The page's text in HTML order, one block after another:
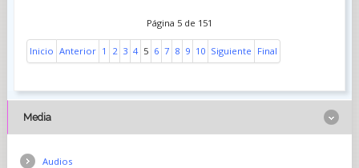
Página 5 de 151
Inicio Anterior 1 2 3 4 5 6 7 8 9 10 Siguiente Final
Media
Audios